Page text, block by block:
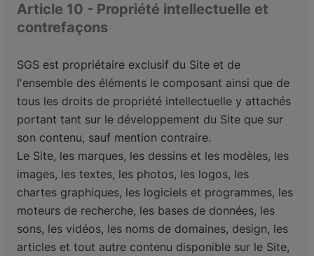
Article 10 - Propriété intellectuelle et
contrefaçons
SGS est propriétaire exclusif du Site et de
l'ensemble des éléments le composant ainsi que de
tous les droits de propriété intellectuelle y attachés
portant tant sur le développement du Site que sur
son contenu, sauf mention contraire.
Le Site, les marques, les dessins et les modèles, les
images, les textes, les photos, les logos, les
chartes graphiques, les logiciels et programmes, les
moteurs de recherche, les bases de données, les
sons, les vidéos, les noms de domaines, design, les
articles et tout autre contenu disponible sur le Site,